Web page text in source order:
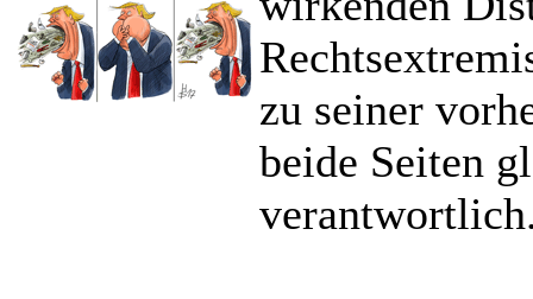
zu seiner
beide Seiten